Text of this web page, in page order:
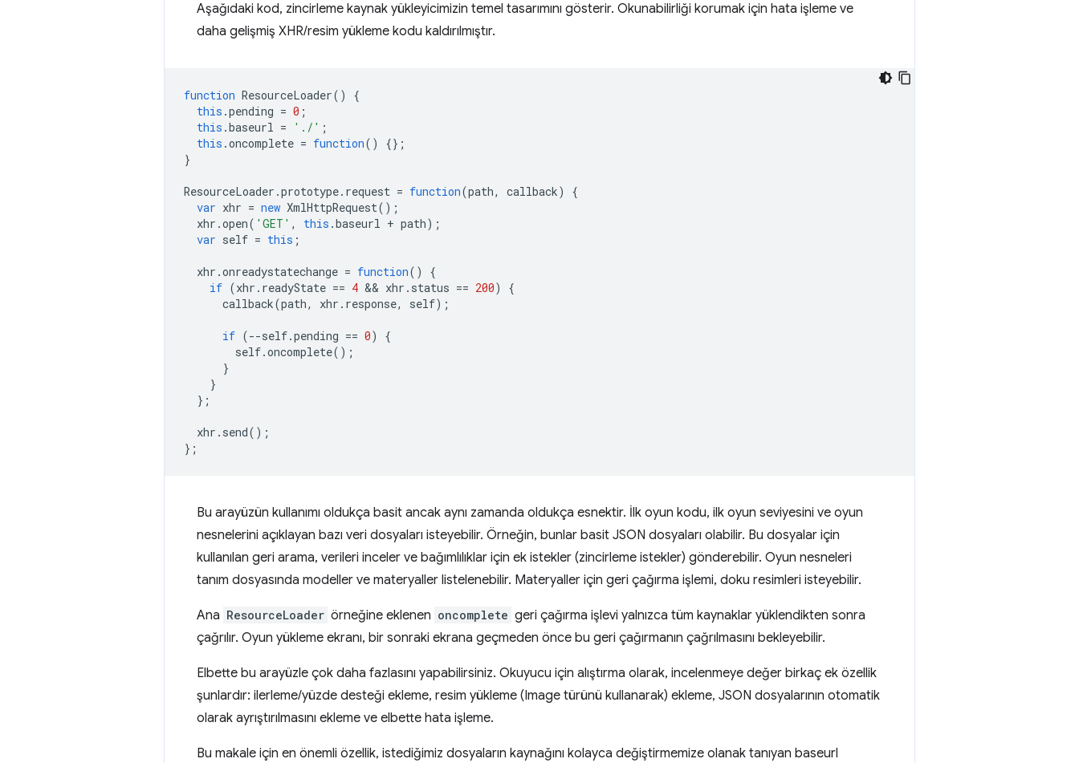
Aşağıdaki kod, zincirleme kaynak yükleyicimizin temel tasarımını gösterir. Okunabilirliği korumak için hata işleme ve
daha gelişmiş XHR/resim yükleme kodu kaldırılmıştır.
function ResourceLoader()
{
this .pending = 0 ;
this .baseurl = './' ;
this .oncomplete = function()
{};
}
ResourceLoader .prototype. request = function(path, callback)
{
var xhr = new XmlHttpRequest();
xhr .open( 'GET' , this .baseurl + path);
var self = this ;
xhr .onreadystatechange = function()
{
if (xhr . readyState == 4 && xhr . status == 200)
{
callback(path, xhr . response, self);
if (--self.pending == 0)
{
self.oncomplete();
}
}
};
xhr . send();
};
Bu arayüzün kullanımı oldukça basit ancak aynı zamanda oldukça esnektir. İlk oyun kodu, ilk oyun seviyesini ve oyun
nesnelerini açıklayan bazı veri dosyaları isteyebilir. Örneğin, bunlar basit JSON dosyaları olabilir. Bu dosyalar için
kullanılan geri arama, verileri inceler ve bağımlılıklar için ek istekler (zincirleme istekler) gönderebilir. Oyun nesneleri
tanım dosyasında modeller ve materyaller listelenebilir. Materyaller için geri çağırma işlemi, doku resimleri isteyebilir.
Ana ResourceLoader örneğine eklenen oncomplete geri çağırma işlevi yalnızca tüm kaynaklar yüklendikten sonra
çağrılır. Oyun yükleme ekranı, bir sonraki ekrana geçmeden önce bu geri çağırmanın çağrılmasını bekleyebilir.
Elbette bu arayüzle çok daha fazlasını yapabilirsiniz. Okuyucu için alıştırma olarak, incelenmeye değer birkaç ek özellik
şunlardır: ilerleme/yüzde desteği ekleme, resim yükleme (Image türünü kullanarak) ekleme, JSON dosyalarının otomatik
olarak ayrıştırılmasını ekleme ve elbette hata işleme.
Bu makale için en önemli özellik, istediğimiz dosyaların kaynağını kolayca değiştirmemize olanak tanıyan baseurl